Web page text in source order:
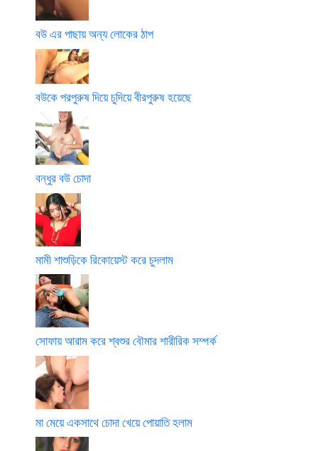
বউ এর পাছায় অন্য লোকের ঠাপ
বউকে পরপুরুষ দিয়ে চুদিয়ে বীরপুরুষ হয়েছে
বন্ধুর বউ চোদা
মামী শাশুড়িকে রিকোয়েস্ট করে চুদলাম
সোফায় আরাম করে শ্বশুর বৌমার শারীরিক সম্পর্ক
মা মেয়ে একসাথে চোদা খেয়ে পোয়াতি হলাম